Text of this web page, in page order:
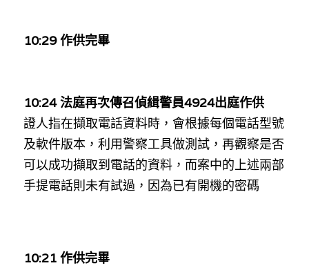
10:29 作供完畢
10:24 法庭再次傳召偵緝警員4924出庭作供
證人指在擷取電話資料時，會根據每個電話型號
及軟件版本，利用警察工具做測試，再觀察是否
可以成功擷取到電話的資料，而案中的上述兩部
手提電話則未有試過，因為已有開機的密碼
10:21 作供完畢